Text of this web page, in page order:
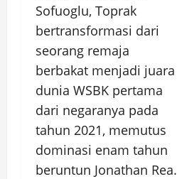
Sofuoglu, Toprak
bertransformasi dari
seorang remaja
berbakat menjadi juara
dunia WSBK pertama
dari negaranya pada
tahun 2021, memutus
dominasi enam tahun
beruntun Jonathan Rea.